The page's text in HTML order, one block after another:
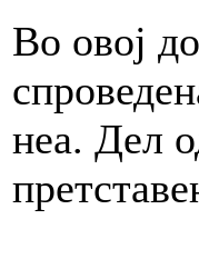
Во овој
неа. Дел